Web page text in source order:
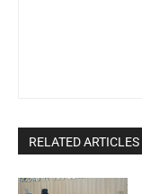
RELATED ARTICLES